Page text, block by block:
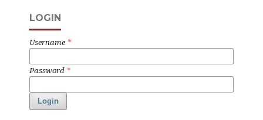
LOGIN
Username *
Password *
Login